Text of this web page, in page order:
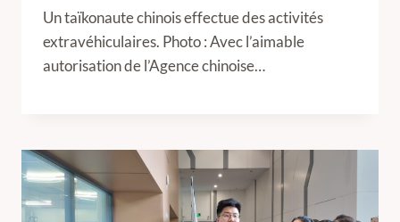
Un taïkonaute chinois effectue des activités
extravéhiculaires. Photo : Avec l’aimable
autorisation de l’Agence chinoise…